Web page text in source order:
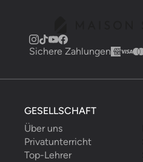
Sichere Zahlungen
GESELLSCHAFT
Über uns
Privatunterricht
Top-Lehrer